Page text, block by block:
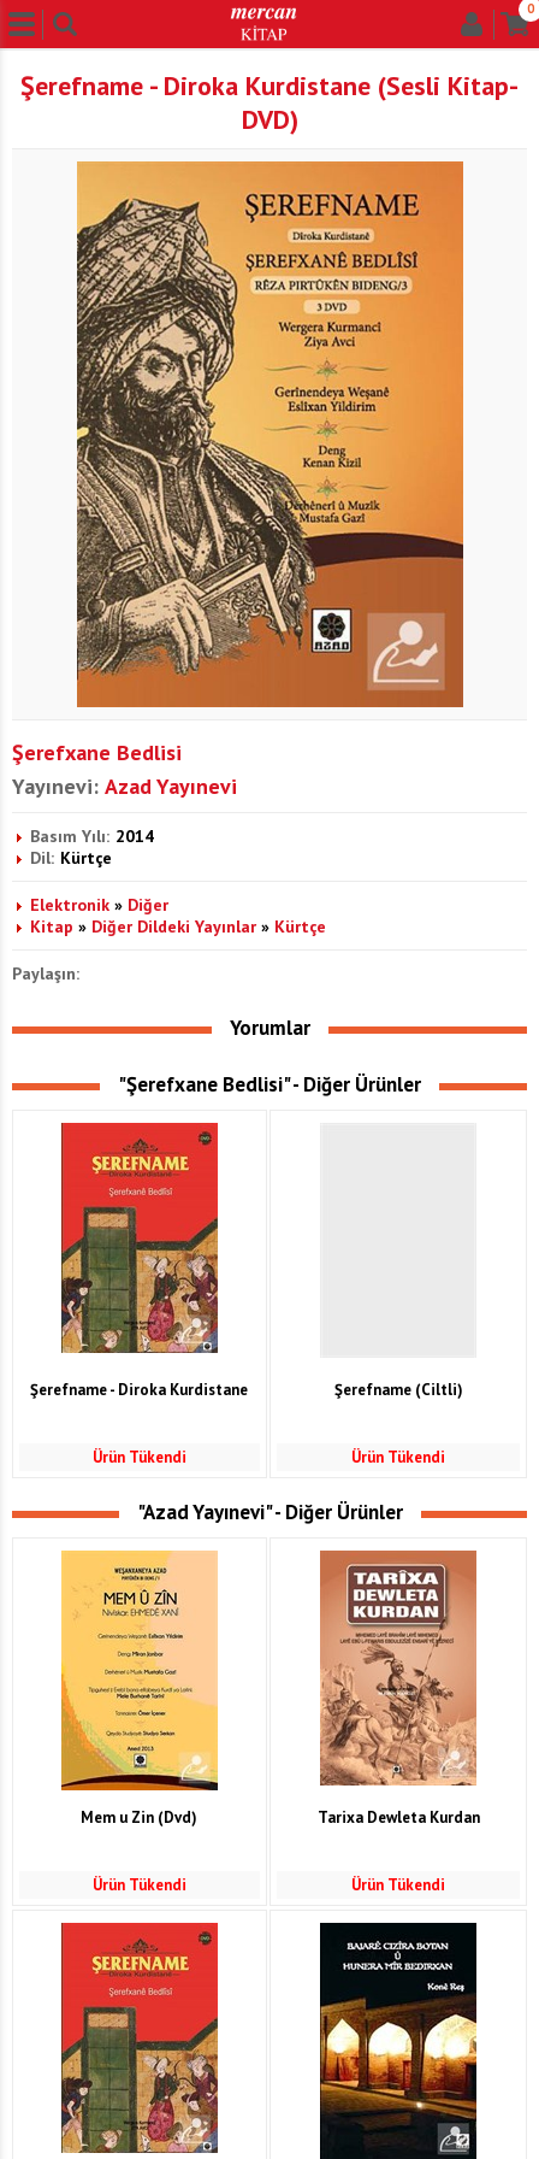
0
Şerefname - Diroka Kurdistane (Sesli Kitap-
DVD)
Şerefxane Bedlisi
Yayınevi: Azad Yayınevi
Basım Yılı: 2014
Dil: Kürtçe
Elektronik » Diğer
Kitap » Diğer Dildeki Yayınlar » Kürtçe
Paylaşın:
Yorumlar
"Şerefxane Bedlisi" - Diğer Ürünler
Şerefname - Diroka Kurdistane
Ürün Tükendi
Şerefname (Ciltli)
Ürün Tükendi
"Azad Yayınevi" - Diğer Ürünler
Mem u Zin (Dvd)
Ürün Tükendi
Tarixa Dewleta Kurdan
Ürün Tükendi